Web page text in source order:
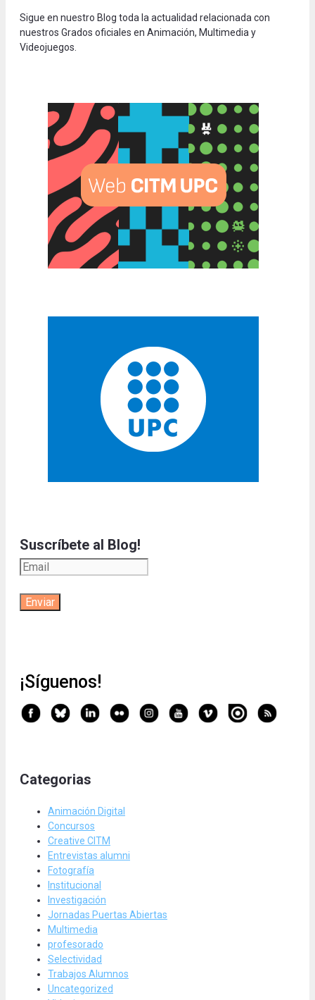
Sigue en nuestro Blog toda la actualidad relacionada con
nuestros Grados oficiales en Animación, Multimedia y
Videojuegos.
Suscríbete al Blog!
¡Síguenos!
Categorias
Animación Digital
Concursos
Creative CITM
Entrevistas alumni
Fotografía
Institucional
Investigación
Jornadas Puertas Abiertas
Multimedia
profesorado
Selectividad
Trabajos Alumnos
Uncategorized